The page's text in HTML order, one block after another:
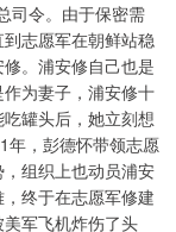
司令。由于保密需
志愿军在朝鲜站稳
。浦安修自己也是
为妻子，浦安修十
罐头后，她立刻想
年，彭德怀带领志愿
组织上也动员浦安
终于在志愿军修建
军飞机炸伤了头